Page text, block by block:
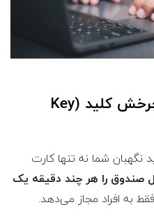
۴. سطح بعدی امنیت: چرخش کلید (Key
نگهبان شما نه تنها کارت
صندوق را هر چند دقیقه یک
به افراد مجاز می‌دهد.